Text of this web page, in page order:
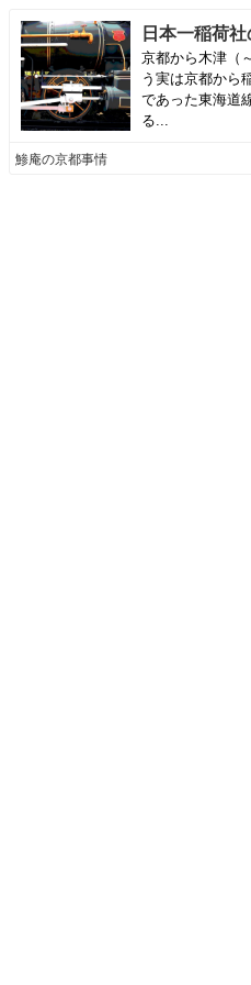
日本一稲荷
京都から木津（
う実は京都から
であった東海道
る...
鯵庵の京都事情